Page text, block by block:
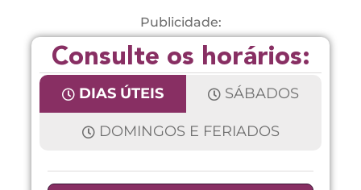
Publicidade:
Consulte os horários:
DIAS ÚTEIS SÁBADOS
DOMINGOS E FERIADOS